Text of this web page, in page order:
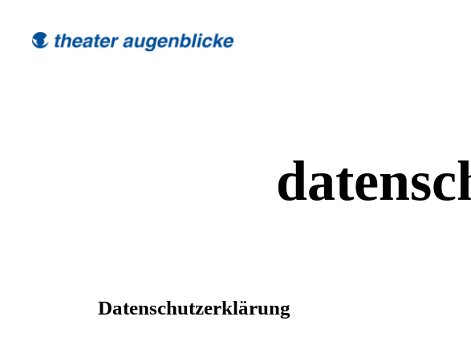
Datenschutzerklärung